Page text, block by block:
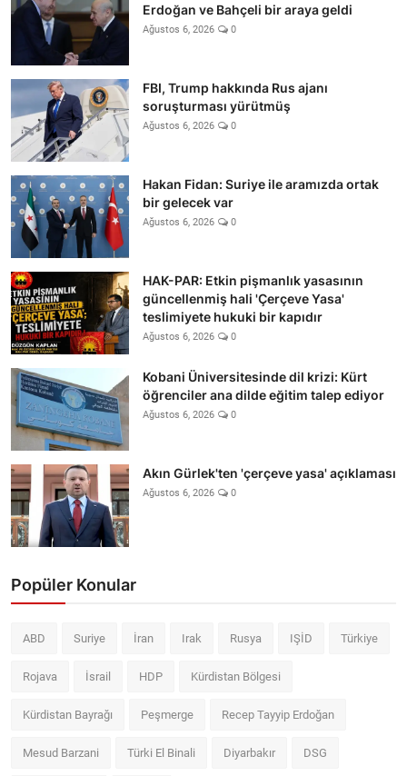
Erdoğan ve Bahçeli bir araya geldi
Ağustos 6, 2026 0
FBI, Trump hakkında Rus ajanı
soruşturması yürütmüş
Ağustos 6, 2026 0
Hakan Fidan: Suriye ile aramızda ortak
bir gelecek var
Ağustos 6, 2026 0
HAK-PAR: Etkin pişmanlık yasasının
güncellenmiş hali 'Çerçeve Yasa'
teslimiyete hukuki bir kapıdır
Ağustos 6, 2026 0
Kobani Üniversitesinde dil krizi: Kürt
öğrenciler ana dilde eğitim talep ediyor
Ağustos 6, 2026 0
Akın Gürlek'ten 'çerçeve yasa' açıklaması
Ağustos 6, 2026 0
Popüler Konular
ABD Suriye İran Irak Rusya IŞİD Türkiye
Rojava İsrail HDP Kürdistan Bölgesi
Kürdistan Bayrağı Peşmerge Recep Tayyip Erdoğan
Mesud Barzani Türki El Binali Diyarbakır DSG